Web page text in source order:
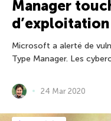
Manager
Microsoft a alerté de
Type Manager. Les
24 Mar 2020